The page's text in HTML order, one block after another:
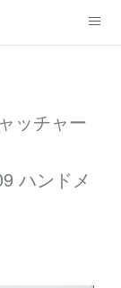
ッチャー
ハンドメ